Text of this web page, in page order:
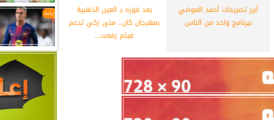
أبرز تصريحات أحمد العوضي
ببرنامج واحد من الناس
بعد فوزه بـ العين الذهبية
بمهرجان كان.. منى زكي تدعم
فيلم رفعت...
رياضة